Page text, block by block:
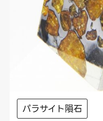
パラサイト隕石